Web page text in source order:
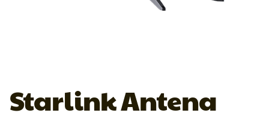
Starlink Antena